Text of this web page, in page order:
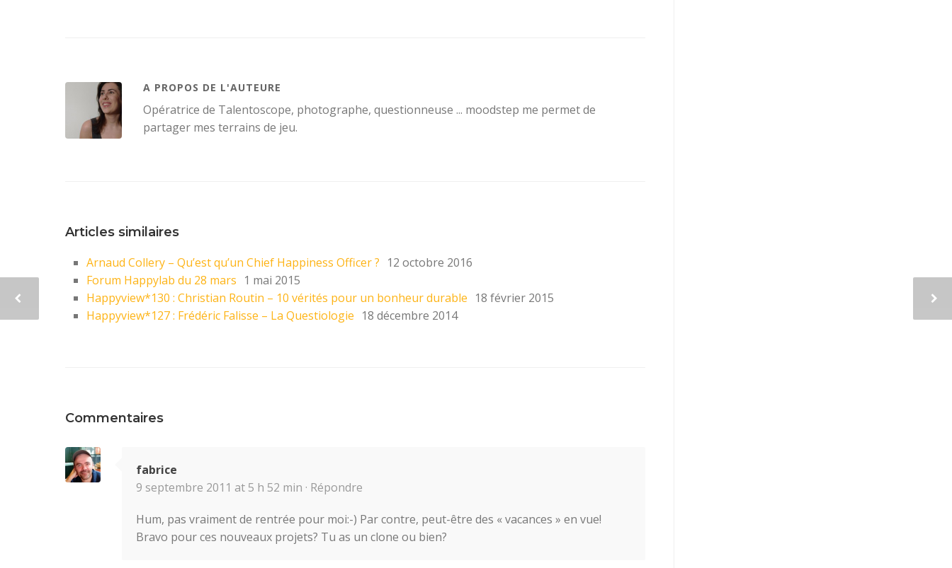
A PROPOS DE L'AUTEURE
Opératrice de Talentoscope, photographe, questionneuse ... moodstep me permet de
partager mes terrains de jeu.
Articles similaires
Arnaud Collery – Qu’est qu’un Chief Happiness Officer ? 12 octobre 2016
Forum Happylab du 28 mars 1 mai 2015
Happyview*130 : Christian Routin – 10 vérités pour un bonheur durable 18 février 2015
Happyview*127 : Frédéric Falisse – La Questiologie 18 décembre 2014
Commentaires
fabrice
9 septembre 2011 at 5 h 52 min · Répondre
Hum, pas vraiment de rentrée pour moi:-) Par contre, peut-être des « vacances » en vue!
Bravo pour ces nouveaux projets? Tu as un clone ou bien?